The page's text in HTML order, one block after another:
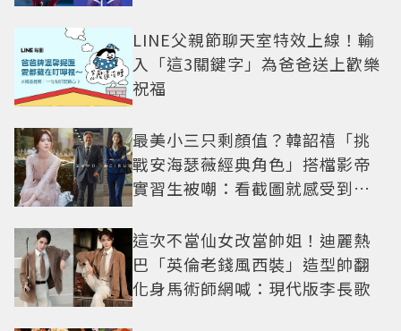
LINE父親節聊天室特效上線！輸
入「這3關鍵字」為爸爸送上歡樂
祝福
最美小三只剩顏值？韓韶禧「挑
戰安海瑟薇經典角色」搭檔影帝
實習生被嘲：看截圖就感受到演
這次不當仙女改當帥姐！迪麗熱
巴「英倫老錢風西裝」造型帥翻
化身馬術師網喊：現代版李長歌